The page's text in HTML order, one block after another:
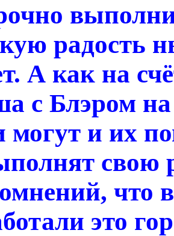
радость
А как на
с Блэром на
могут и их
свою
что
это